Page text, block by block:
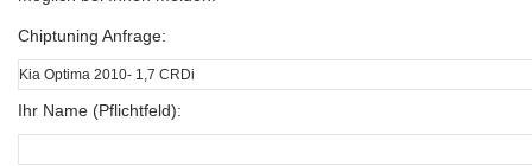
Chiptuning Anfrage:
Ihr Name (Pflichtfeld):